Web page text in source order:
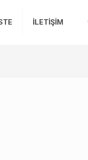
İLETİŞİM